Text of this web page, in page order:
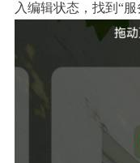
入编辑状态，找到“服